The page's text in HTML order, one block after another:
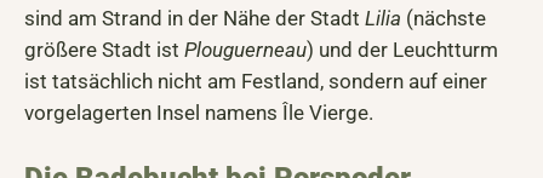
sind am Strand in der Nähe der Stadt Lilia (nächste
größere Stadt ist Plouguerneau) und der Leuchtturm
ist tatsächlich nicht am Festland, sondern auf einer
vorgelagerten Insel namens Île Vierge.